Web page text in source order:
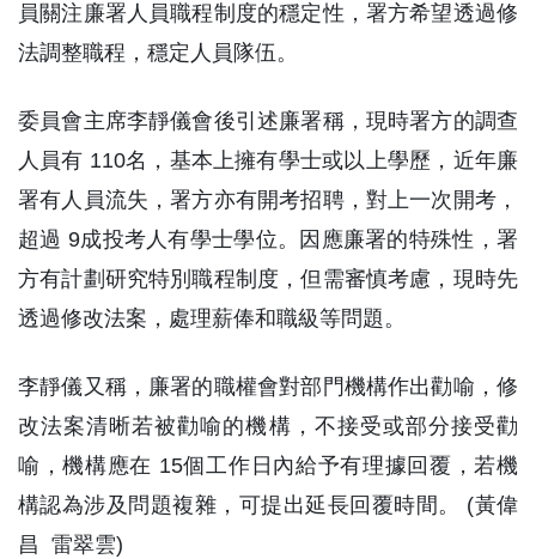
員關注廉署人員職程制度的穩定性，署方希望透過修
法調整職程，穩定人員隊伍。
委員會主席李靜儀會後引述廉署稱，現時署方的調查
人員有 110名，基本上擁有學士或以上學歷，近年廉
署有人員流失，署方亦有開考招聘，對上一次開考，
超過 9成投考人有學士學位。因應廉署的特殊性，署
方有計劃研究特別職程制度，但需審慎考慮，現時先
透過修改法案，處理薪俸和職級等問題。
李靜儀又稱，廉署的職權會對部門機構作出勸喻，修
改法案清晰若被勸喻的機構，不接受或部分接受勸
喻，機構應在 15個工作日內給予有理據回覆，若機
構認為涉及問題複雜，可提出延長回覆時間。 (黃偉
昌 雷翠雲)